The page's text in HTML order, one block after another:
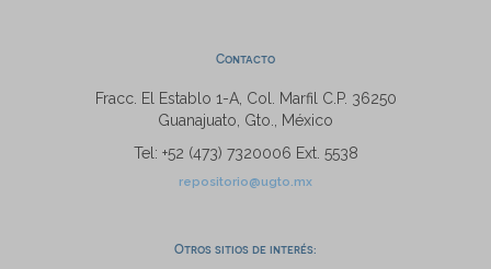
Contacto
Fracc. El Establo 1-A, Col. Marfil C.P. 36250
Guanajuato, Gto., México
Tel: +52 (473) 7320006 Ext. 5538
repositorio@ugto.mx
Otros sitios de interés: